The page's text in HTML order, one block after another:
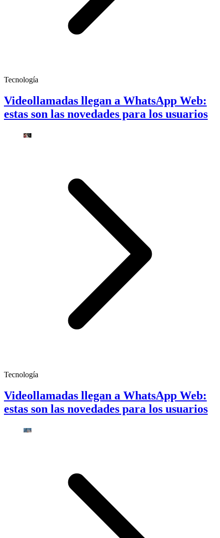
Tecnología
Videollamadas llegan a WhatsApp Web:
estas son las novedades para los usuarios
Tecnología
Videollamadas llegan a WhatsApp Web:
estas son las novedades para los usuarios